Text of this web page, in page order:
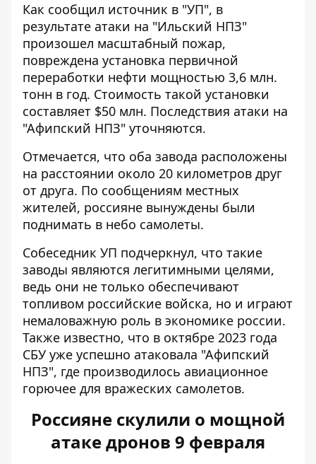
Как сообщил источник в "УП", в
результате атаки на "Ильский НПЗ"
произошел масштабный пожар,
повреждена установка первичной
переработки нефти мощностью 3,6 млн.
тонн в год. Стоимость такой установки
составляет $50 млн. Последствия атаки на
"Афипский НПЗ" уточняются.
Отмечается, что оба завода расположены
на расстоянии около 20 километров друг
от друга. По сообщениям местных
жителей, россияне вынуждены были
поднимать в небо самолеты.
Собеседник УП подчеркнул, что такие
заводы являются легитимными целями,
ведь они не только обеспечивают
топливом российские войска, но и играют
немаловажную роль в экономике россии.
Также известно, что в октябре 2023 года
СБУ уже успешно атаковала "Афипский
НПЗ", где производилось авиационное
горючее для вражеских самолетов.
Россияне скулили о мощной
атаке дронов 9 февраля